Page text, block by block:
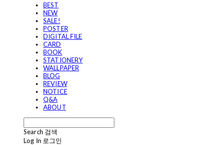
BEST
NEW
SALE!
POSTER
DIGITAL FILE
CARD
BOOK
STATIONERY
WALLPAPER
BLOG
REVIEW
NOTICE
Q&A
ABOUT
Search 검색
Log In 로그인